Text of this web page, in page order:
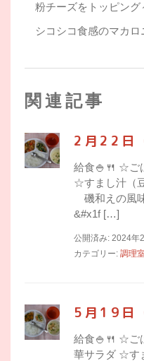
粉チーズをトッピング
シコシコ食感のマカロ
関連記事
2月22日
給食🍚🍴 ☆ご
☆すまし汁（
磯和えの風
&#x1f […]
公開済み: 2024年
カテゴリー: 調理
5月19日
給食🍚🍴 ☆ご
華サラダ ☆す